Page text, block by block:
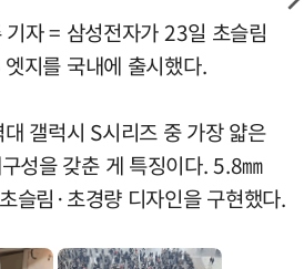
자 = 삼성전자가 23일 초슬림
지를 국내에 출시했다.
갤럭시 S시리즈 중 가장 얇은
성을 갖춘 게 특징이다. 5.8㎜
슬림·초경량 디자인을 구현했다.